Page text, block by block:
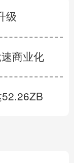
级
商业化